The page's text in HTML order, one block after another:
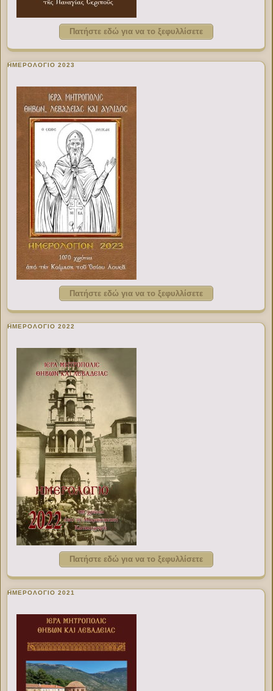
Πατήστε εδώ για να το ξεφυλλίσετε
ΗΜΕΡΟΛΟΓΙΟ 2023
Πατήστε εδώ για να το ξεφυλλίσετε
ΗΜΕΡΟΛΟΓΙΟ 2022
Πατήστε εδώ για να το ξεφυλλίσετε
ΗΜΕΡΟΛΟΓΙΟ 2021